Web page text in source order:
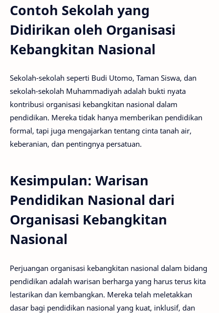
Contoh Sekolah yang
Didirikan oleh Organisasi
Kebangkitan Nasional
Sekolah-sekolah seperti Budi Utomo, Taman Siswa, dan
sekolah-sekolah Muhammadiyah adalah bukti nyata
kontribusi organisasi kebangkitan nasional dalam
pendidikan. Mereka tidak hanya memberikan pendidikan
formal, tapi juga mengajarkan tentang cinta tanah air,
keberanian, dan pentingnya persatuan.
Kesimpulan: Warisan
Pendidikan Nasional dari
Organisasi Kebangkitan
Nasional
Perjuangan organisasi kebangkitan nasional dalam bidang
pendidikan adalah warisan berharga yang harus terus kita
lestarikan dan kembangkan. Mereka telah meletakkan
dasar bagi pendidikan nasional yang kuat, inklusif, dan